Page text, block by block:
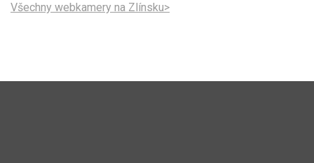
Všechny webkamery na Zlínsku>